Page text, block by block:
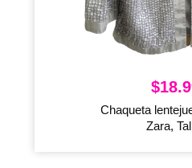
$
Chaqueta
Zara,